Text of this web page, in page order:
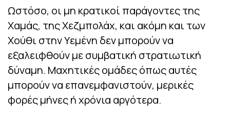
Ωστόσο, οι μη κρατικοί παράγοντες της
Χαμάς, της Χεζμπολάχ, και ακόμη και των
Χούθι στην Υεμένη δεν μπορούν να
εξαλειφθούν με συμβατική στρατιωτική
δύναμη. Μαχητικές ομάδες όπως αυτές
μπορούν να επανεμφανιστούν, μερικές
φορές μήνες ή χρόνια αργότερα.